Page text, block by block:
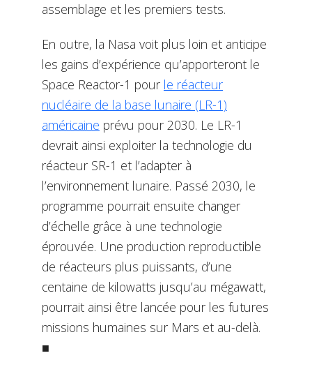
assemblage et les premiers tests.
En outre, la Nasa voit plus loin et anticipe
les gains d’expérience qu’apporteront le
Space Reactor-1 pour le réacteur
nucléaire de la base lunaire (LR-1)
américaine prévu pour 2030. Le LR-1
devrait ainsi exploiter la technologie du
réacteur SR-1 et l’adapter à
l’environnement lunaire. Passé 2030, le
programme pourrait ensuite changer
d’échelle grâce à une technologie
éprouvée. Une production reproductible
de réacteurs plus puissants, d’une
centaine de kilowatts jusqu’au mégawatt,
pourrait ainsi être lancée pour les futures
missions humaines sur Mars et au-delà.
■